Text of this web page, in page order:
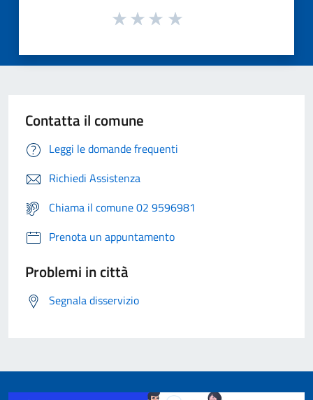
Contatta il comune
Leggi le domande frequenti
Richiedi Assistenza
Chiama il comune 02 9596981
Prenota un appuntamento
Problemi in città
Segnala disservizio